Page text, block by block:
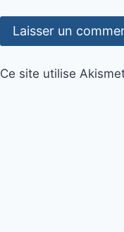
Ce site utilise